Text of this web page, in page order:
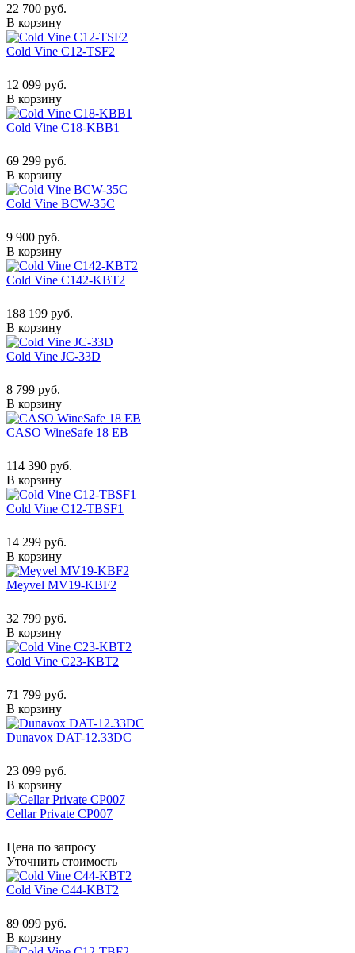
22 700 руб.
В корзину
Cold Vine C12-TSF2
12 099 руб.
В корзину
Cold Vine C18-KBB1
69 299 руб.
В корзину
Cold Vine BCW-35C
9 900 руб.
В корзину
Cold Vine C142-KBT2
188 199 руб.
В корзину
Cold Vine JC-33D
8 799 руб.
В корзину
CASO WineSafe 18 EB
114 390 руб.
В корзину
Cold Vine C12-TBSF1
14 299 руб.
В корзину
Meyvel MV19-KBF2
32 799 руб.
В корзину
Cold Vine C23-KBT2
71 799 руб.
В корзину
Dunavox DAT-12.33DC
23 099 руб.
В корзину
Cellar Private CP007
Цена по запросу
Уточнить стоимость
Cold Vine C44-KBT2
89 099 руб.
В корзину